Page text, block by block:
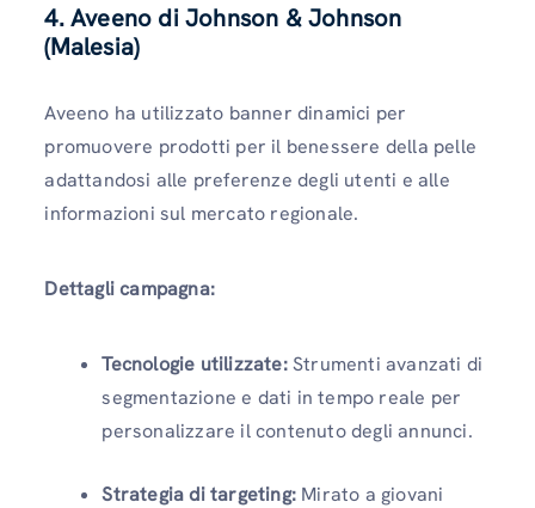
4. Aveeno di Johnson & Johnson
(Malesia)
Aveeno ha utilizzato banner dinamici per
promuovere prodotti per il benessere della pelle
adattandosi alle preferenze degli utenti e alle
informazioni sul mercato regionale.
Dettagli campagna:
Tecnologie utilizzate:Strumenti avanzati di
segmentazione e dati in tempo reale per
personalizzare il contenuto degli annunci.
Strategia di targeting: Mirato a giovani